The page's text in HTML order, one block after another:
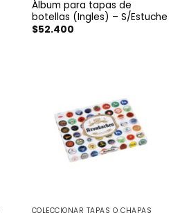
Álbum para tapas de
botellas (Ingles) – S/Estuche
$52.400
COLECCIONAR TAPAS O CHAPAS